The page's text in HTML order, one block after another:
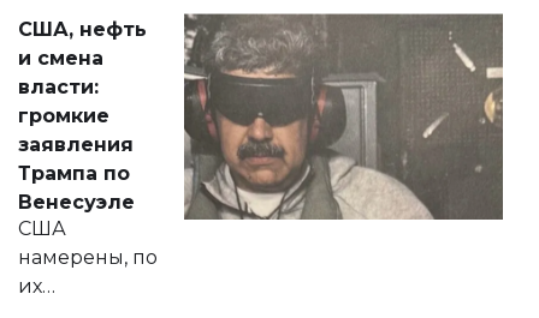
актуальных тем —
от слухов о
политических
реформах до
вопросов армии,
экономики и
личного здоровья.
США, нефть
и смена
власти:
громкие
заявления
Трампа по
Венесуэле
США
намерены, по
их